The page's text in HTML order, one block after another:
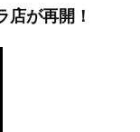
店が再開！